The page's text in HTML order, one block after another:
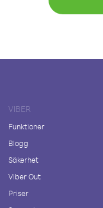
VIBER
Funktioner
Blogg
Säkerhet
Viber Out
Priser